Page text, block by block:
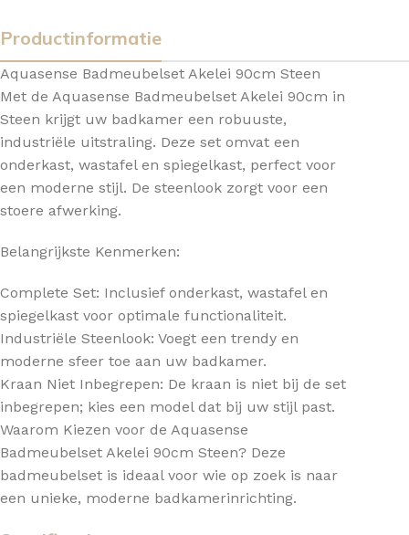
Productinformatie
Aquasense Badmeubelset Akelei 90cm Steen
Met de Aquasense Badmeubelset Akelei 90cm in
Steen krijgt uw badkamer een robuuste,
industriële uitstraling. Deze set omvat een
onderkast, wastafel en spiegelkast, perfect voor
een moderne stijl. De steenlook zorgt voor een
stoere afwerking.
Belangrijkste Kenmerken:
Complete Set: Inclusief onderkast, wastafel en
spiegelkast voor optimale functionaliteit.
Industriële Steenlook: Voegt een trendy en
moderne sfeer toe aan uw badkamer.
Kraan Niet Inbegrepen: De kraan is niet bij de set
inbegrepen; kies een model dat bij uw stijl past.
Waarom Kiezen voor de Aquasense
Badmeubelset Akelei 90cm Steen? Deze
badmeubelset is ideaal voor wie op zoek is naar
een unieke, moderne badkamerinrichting.